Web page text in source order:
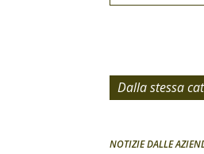
Dalla stessa
NOTIZIE DALLE